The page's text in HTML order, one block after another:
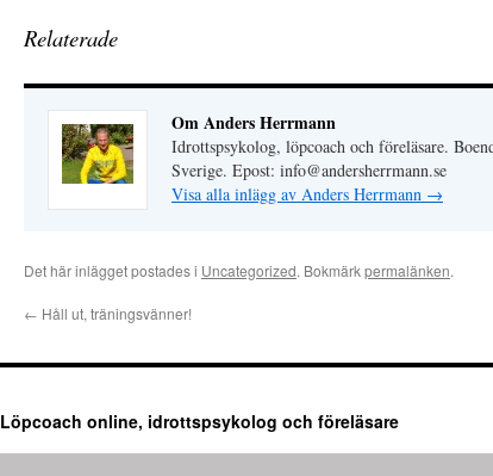
Relaterade
Om Anders Herrmann
Idrottspsykolog, löpcoach och föreläsare.
Sverige. Epost: info@andersherrmann.se
Visa alla inlägg av Anders Herrmann →
Det här inlägget postades i Uncategorized. Bokmärkpermalänken.
← Håll ut, träningsvänner!
Löpcoach online, idrottspsykolog och föreläsare